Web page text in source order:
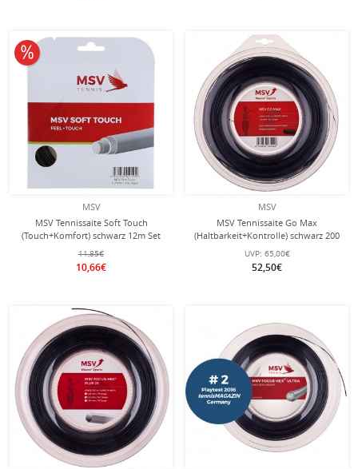
MSV
MSV Tennissaite Soft Touch
(Touch+Komfort) schwarz 12m Set
11,85€
10,66€
10% reduziert
MSV
MSV Tennissaite Go Max
(Haltbarkeit+Kontrolle) schwarz 200
Meter Rolle
UVP: 65,00€
52,50€